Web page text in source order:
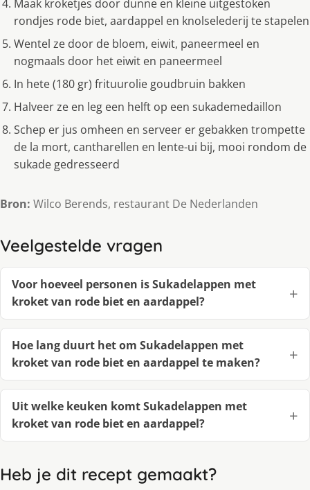
Maak kroketjes door dunne en kleine uitgestoken
rondjes rode biet, aardappel en knolselederij te stapelen
Wentel ze door de bloem, eiwit, paneermeel en
nogmaals door het eiwit en paneermeel
In hete (180 gr) frituurolie goudbruin bakken
Halveer ze en leg een helft op een sukademedaillon
Schep er jus omheen en serveer er gebakken trompette
de la mort, cantharellen en lente-ui bij, mooi rondom de
sukade gedresseerd
Bron: Wilco Berends, restaurant De Nederlanden
Veelgestelde vragen
Voor hoeveel personen is Sukadelappen met
kroket van rode biet en aardappel?
Hoe lang duurt het om Sukadelappen met
kroket van rode biet en aardappel te maken?
Uit welke keuken komt Sukadelappen met
kroket van rode biet en aardappel?
Heb je dit recept gemaakt?